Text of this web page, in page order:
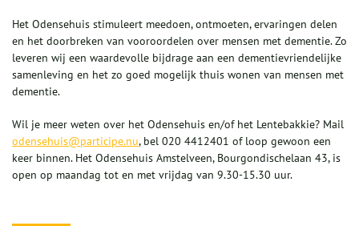
Het Odensehuis stimuleert meedoen, ontmoeten, ervaringen delen
en het doorbreken van vooroordelen over mensen met dementie. Zo
leveren wij een waardevolle bijdrage aan een dementievriendelijke
samenleving en het zo goed mogelijk thuis wonen van mensen met
dementie.
Wil je meer weten over het Odensehuis en/of het Lentebakkie? Mail
odensehuis@participe.nu, bel 020 4412401 of loop gewoon een
keer binnen. Het Odensehuis Amstelveen, Bourgondischelaan 43, is
open op maandag tot en met vrijdag van 9.30-15.30 uur.